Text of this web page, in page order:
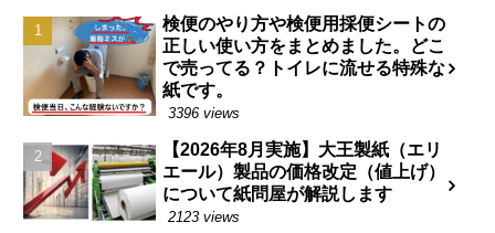
検便のやり方や検便用採便シートの
正しい使い方をまとめました。どこ
で売ってる？トイレに流せる特殊な
紙です。
3396 views
【2026年8月実施】大王製紙（エリ
エール）製品の価格改定（値上げ）
について紙問屋が解説します
2123 views